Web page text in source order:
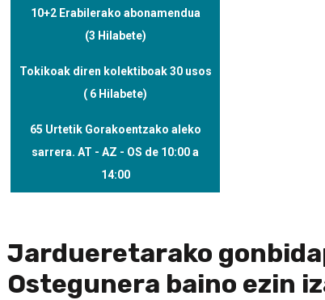
10+2 Erabilerako abonamendua
(3 Hilabete)
Tokikoak diren kolektiboak 30 usos
( 6 Hilabete)
65 Urtetik Gorakoentzako aleko
sarrera. AT - AZ - OS de 10:00 a
14:00
Jardueretarako
Ostegunera baino ezin